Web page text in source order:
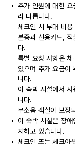
추가 인원에 대한
라 다릅니다.
체크인 시 부대 비용
분증과 신용카드, 직
다.
특별 요청 사항은
있으며 추가 요금이
니다.
이 숙박 시설에서
니다.
무소음 객실이 보장
이 숙박 시설은 장
지하고 있습니다.
체크인 또는 체크아